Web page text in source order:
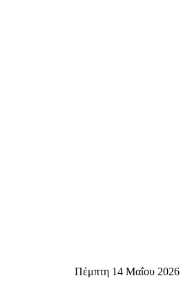
Πέμπτη 14 Μαΐου 2026